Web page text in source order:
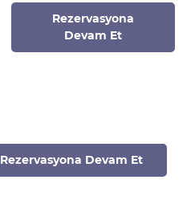
Rezervasyona
Devam Et
Rezervasyona Devam Et